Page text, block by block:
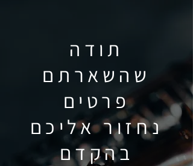
תודה
שהשארתם
פרטים
נחזור אליכם
בהקדם